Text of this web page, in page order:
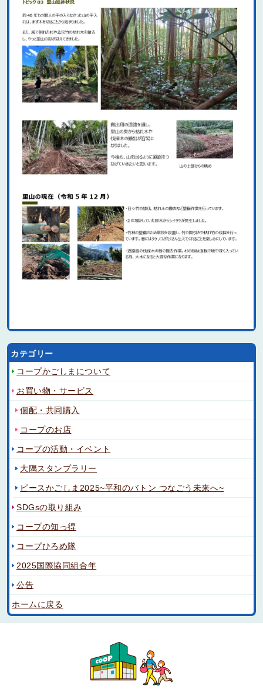
カテゴリー
コープかごしまについて
お買い物・サービス
個配・共同購入
コープのお店
コープの活動・イベント
大隅スタンプラリー
ピースかごしま2025~平和のバトン つなごう未来へ~
SDGsの取り組み
コープの知っ得
コープひろめ隊
2025国際協同組合年
公告
ホームに戻る